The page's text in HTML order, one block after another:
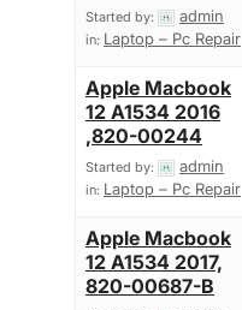
Started by: admin
in: Laptop – Pc Repair
Apple Macbook
12 A1534 2016
,820-00244
Started by: admin
in: Laptop – Pc Repair
Apple Macbook
12 A1534 2017,
820-00687-B